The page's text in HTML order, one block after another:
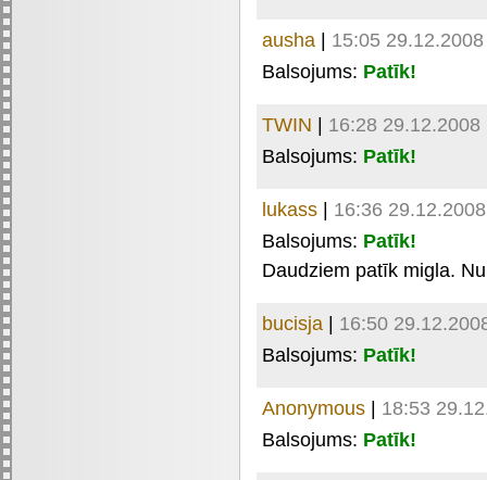
ausha | 15:05 29.12.2008
Balsojums: Patīk!
TWIN | 16:28 29.12.2008
Balsojums: Patīk!
lukass | 16:36 29.12.2008
Balsojums: Patīk!
Daudziem patīk migla.
bucisja | 16:50
Balsojums: Patīk!
Anonymous | 18:53
Balsojums: Patīk!